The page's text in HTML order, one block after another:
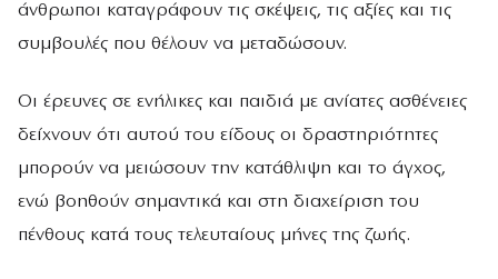
άνθρωποι καταγράφουν τις σκέψεις, τις αξίες και τις
συμβουλές που θέλουν να μεταδώσουν.
Οι έρευνες σε ενήλικες και παιδιά με ανίατες ασθένειες
δείχνουν ότι αυτού του είδους οι δραστηριότητες
μπορούν να μειώσουν την κατάθλιψη και το άγχος,
ενώ βοηθούν σημαντικά και στη διαχείριση του
πένθους κατά τους τελευταίους μήνες της ζωής.